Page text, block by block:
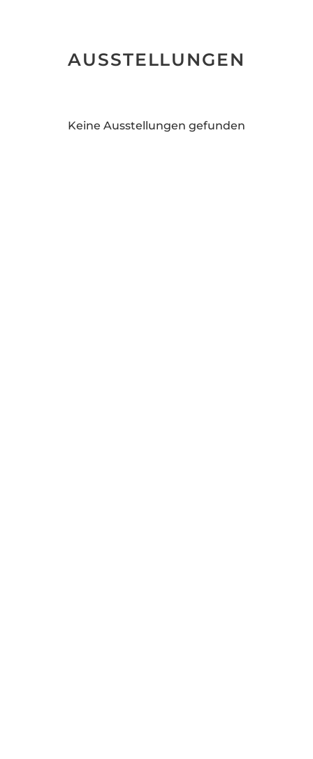
AUSSTELLUNGEN
Keine Ausstellungen gefunden